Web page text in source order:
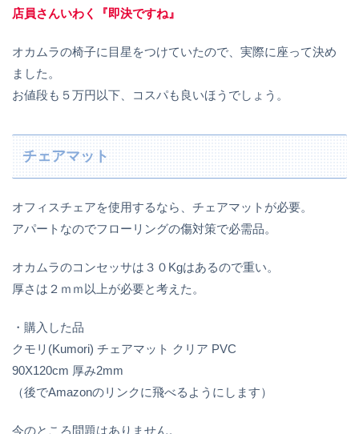
店員さんいわく『即決ですね』
オカムラの椅子に目星をつけていたので、実際に座って決め
ました。
お値段も５万円以下、コスパも良いほうでしょう。
チェアマット
オフィスチェアを使用するなら、チェアマットが必要。
アパートなのでフローリングの傷対策で必需品。
オカムラのコンセッサは３０Kgはあるので重い。
厚さは２ｍｍ以上が必要と考えた。
・購入した品
クモリ(Kumori) チェアマット クリア PVC
90X120cm 厚み2mm
（後でAmazonのリンクに飛べるようにします）
今のところ問題はありません。